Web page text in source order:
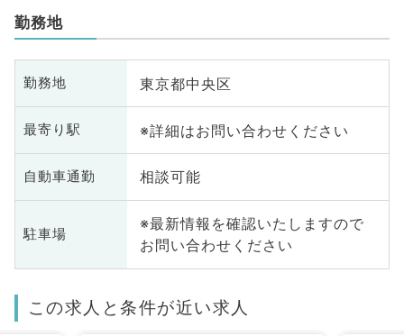
勤務地
勤務地 東京都中央区
最寄り駅 ※詳細はお問い合わせください
自動車通勤 相談可能
駐車場
※最新情報を確認いたしますので
お問い合わせください
この求人と条件が近い求人